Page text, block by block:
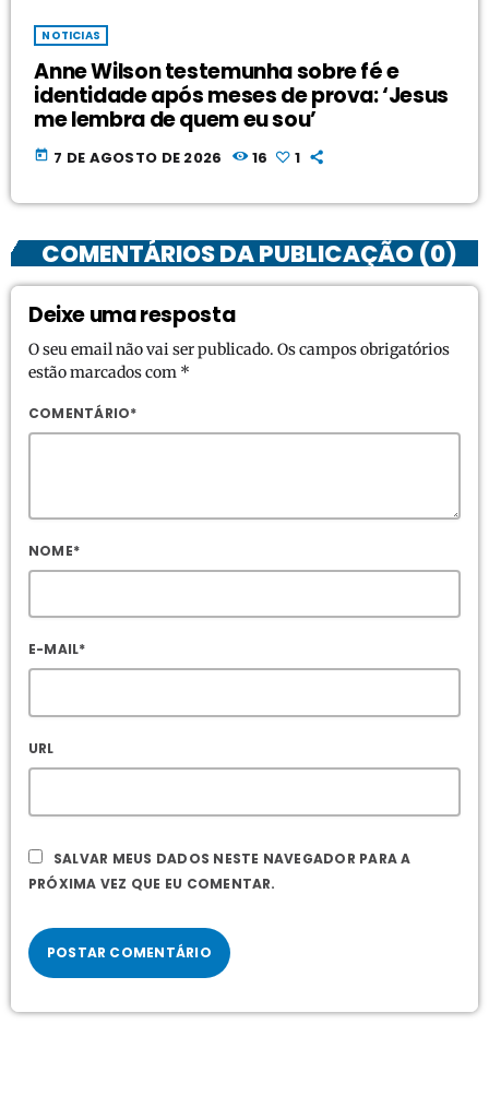
NOTICIAS
Anne Wilson testemunha sobre fé e
identidade após meses de prova: ‘Jesus
me lembra de quem eu sou’
today 7 DE AGOSTO DE 2026 16 1
COMENTÁRIOS DA PUBLICAÇÃO (0)
Deixe uma resposta
O seu email não vai ser publicado. Os campos obrigatórios
estão marcados com *
COMENTÁRIO*
NOME*
E-MAIL*
URL
SALVAR MEUS DADOS NESTE NAVEGADOR PARA A
PRÓXIMA VEZ QUE EU COMENTAR.